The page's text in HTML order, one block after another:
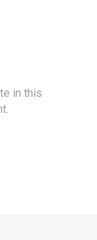
in this